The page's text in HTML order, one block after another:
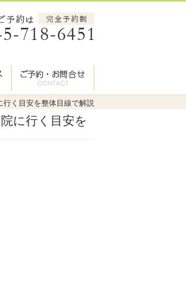
く目安を整体目線で解説
に行く目安を